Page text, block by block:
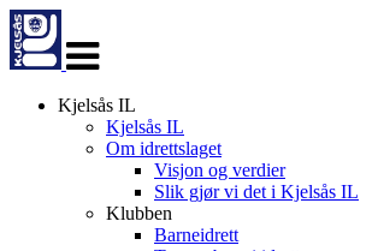
navigasjon
Kjelsås IL
Kjelsås IL
Om idrettslaget
Visjon og verdier
Slik gjør vi det i Kjelsås IL
Klubben
Barneidrett